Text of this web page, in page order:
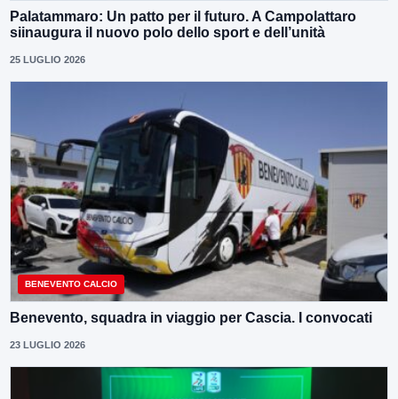
Palatammaro: Un patto per il futuro. A Campolattaro
siinaugura il nuovo polo dello sport e dell’unità
25 LUGLIO 2026
BENEVENTO CALCIO
Benevento, squadra in viaggio per Cascia. I convocati
23 LUGLIO 2026